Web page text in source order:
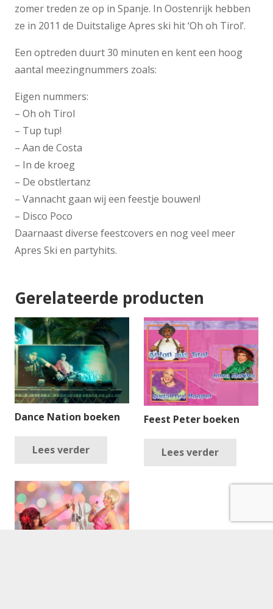
zomer treden ze op in Spanje. In Oostenrijk hebben
ze in 2011 de Duitstalige Apres ski hit ‘Oh oh Tirol’.
Een optreden duurt 30 minuten en kent een hoog
aantal meezingnummers zoals:
Eigen nummers:
– Oh oh Tirol
– Tup tup!
– Aan de Costa
– In de kroeg
– De obstlertanz
– Vannacht gaan wij een feestje bouwen!
– Disco Poco
Daarnaast diverse feestcovers en nog veel meer
Apres Ski en partyhits.
Gerelateerde producten
Dance Nation boeken
Lees verder
Feest Peter boeken
Lees verder